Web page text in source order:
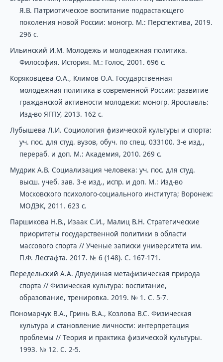
Я.В. Патриотическое воспитание подрастающего
поколения новой России: моногр. М.: Перспектива, 2019.
296 с.
Ильинский И.М. Молодежь и молодежная политика.
Философия. История. М.: Голос, 2001. 696 с.
Коряковцева О.А., Климов О.А. Государственная
молодежная политика в современной России: развитие
гражданской активности молодежи: моногр. Ярославль:
Изд-во ЯГПУ, 2013. 162 с.
Лубышева Л.И. Социология физической культуры и спорта:
уч. пос. для студ. вузов, обуч. по спец. 033100. 3-е изд.,
перераб. и доп. М.: Академия, 2010. 269 с.
Мудрик А.В. Социализация человека: уч. пос. для студ.
высш. учеб. зав. 3-е изд., испр. и доп. М.: Изд-во
Московского психолого-социального института; Воронеж:
МОДЭК, 2011. 623 с.
Паршикова Н.В., Изаак С.И., Малиц В.Н. Стратегические
приоритеты государственной политики в области
массового спорта // Ученые записки университета им.
П.Ф. Лесгафта. 2017. № 6 (148). С. 167-171.
Передельский А.А. Двуединая метафизическая природа
спорта // Физическая культура: воспитание,
образование, тренировка. 2019. № 1. С. 5-7.
Пономарчук В.А., Гринь В.А., Козлова В.С. Физическая
культура и становление личности: интерпретация
проблемы // Теория и практика физической культуры.
1993. № 12. С. 2-5.